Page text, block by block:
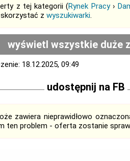
z tej kategorii (Rynek Pracy›
z wyszukiwarki.
wyświetl wszystkie duże
18.12.2025, 09:49
udostępnij na FB
zawiera nieprawidłowo
ten problem - oferta zostanie